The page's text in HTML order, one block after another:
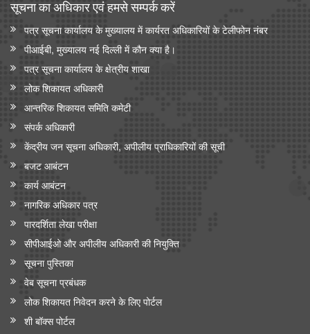
सूचना का अधिकार एवं हमसे सम्‍पर्क करें
पत्र सूचना कार्यालय के मुख्यालय में कार्यरत अधिकारियों के टेलीफोन नंबर
पीआईबी, मुख्यालय नई दिल्ली में कौन क्या है।
पत्र सूचना कार्यालय के क्षेत्रीय शाखा
लोक शिकायत अधिकारी
आन्‍तरिक शिकायत समिति कमेटी
संपर्क अधिकारी
केंद्रीय जन सूचना अधिकारी, अपीलीय प्राधिकारियों की सूची
बजट आबंटन
कार्य आबंटन
नागरिक अधिकार पत्र
पारदर्शिता लेखा परीक्षा
सीपीआईओ और अपी‍लीय अधिकारी की नियुक्ति
सूचना पुस्तिका
वेब सूचना प्रबंधक
लोक शिकायत निवेदन करने के लिए पोर्टल
शी बॉक्स पोर्टल